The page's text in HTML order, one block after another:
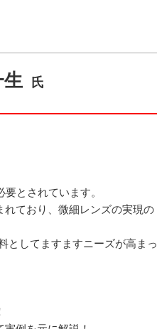
氏
とされています。
ており、微細レンズの実現の
としてますますニーズが高まっ